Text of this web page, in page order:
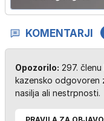
KOMENTARJI
Opozorilo: 297.
kazensko odgovoren
nasilja ali nestrpnosti.